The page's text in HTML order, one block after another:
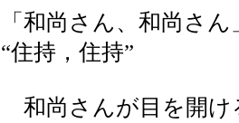
「和尚さん、和尚さん
“住持，住持”
和尚さんが目を開け